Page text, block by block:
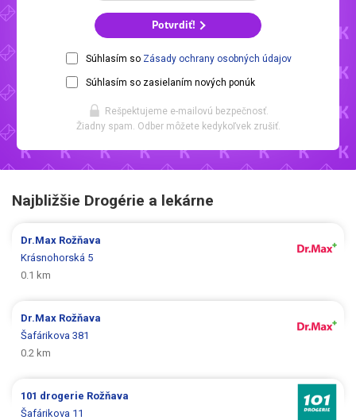
Potvrdiť!
Súhlasím so Zásady ochrany osobných údajov
Súhlasím so zasielaním nových ponúk
Rešpektujeme e-mailovú bezpečnosť.
Žiadny spam. Odber môžete kedykoľvek zrušiť.
Najbližšie Drogérie a lekárne
Dr.Max Rožňava
Krásnohorská 5
0.1 km
Dr.Max Rožňava
Šafárikova 381
0.2 km
101 drogerie Rožňava
Šafárikova 11